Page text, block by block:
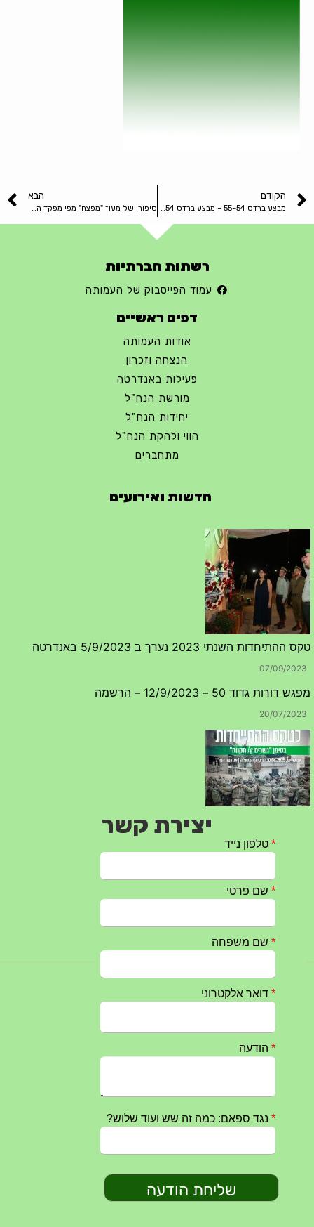
הקודם
מבצע ברדס 54–55 – מבצע ברדס 54–55
הבא
סיפורו של מעוז "מפצח" מפי מפקד המעוז – רפי אלדן
רשתות חברתיות
עמוד הפייסבוק של העמותה
דפים ראשיים
אודות העמותה
הנצחה וזכרון
פעילות באנדרטה
מורשת הנח"ל
יחידות הנח"ל
הווי ולהקת הנח"ל
מתחברים
חדשות ואירועים
טקס ההתיחדות השנתי 2023 נערך ב 5/9/2023 באנדרטה
07/09/2023
מפגש דורות גדוד 50 – 12/9/2023 – הרשמה
20/07/2023
טקס ההתיחדות עם החללים לשנת 2025 – 10 יוני 2025
מופע הגבעטרון ב 10.10.2024 נדחה בשל המצב הבטחוני
חרבות ברזל – הודעה 1 – 14.10.2023
יצירת קשר